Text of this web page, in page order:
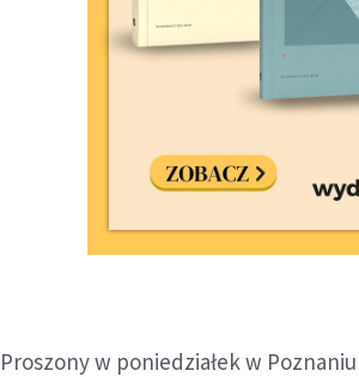
Proszony w poniedziałek w